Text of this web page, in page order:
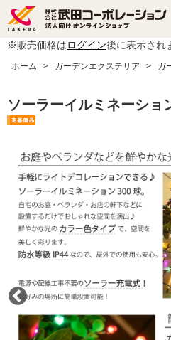
※販売価格はログイン後に表示され
ホーム > ガーデンエクステリア > ガ
ソーラーイルミネーショ